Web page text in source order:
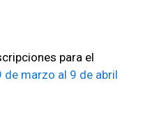
para el
de marzo al 9 de abril